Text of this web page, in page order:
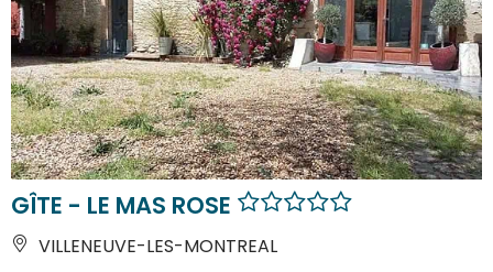
GÎTE - LE MAS ROSE
VILLENEUVE-LES-MONTREAL